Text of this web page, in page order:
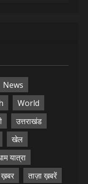
News
World
उत्तराखंड
खेल
यात्रा
ख़बर
ताज़ा ख़बरें